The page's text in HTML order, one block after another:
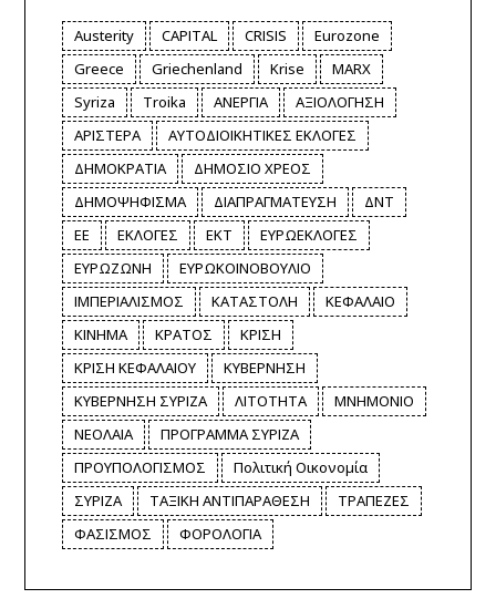
Austerity CAPITAL CRISIS
Eurozone
Greece
Griechenland Krise
MARX
Syriza
Troika ΑΝΕΡΓΙΑ
ΑΞΙΟΛΟΓΗΣΗ
ΑΡΙΣΤΕΡΑ
ΑΥΤΟΔΙΟΙΚΗΤΙΚΕΣ ΕΚΛΟΓΕΣ
ΔΗΜΟΚΡΑΤΙΑ
ΔΗΜΟΣΙΟ ΧΡΕΟΣ
ΔΗΜΟΨΗΦΙΣΜΑ
ΔΙΑΠΡΑΓΜΑΤΕΥΣΗ
ΔΝΤ
ΕΕ
ΕΚΛΟΓΕΣ ΕΚΤ
ΕΥΡΩΕΚΛΟΓΕΣ
ΕΥΡΩΖΩΝΗ
ΕΥΡΩΚΟΙΝΟΒΟΥΛΙΟ
ΙΜΠΕΡΙΑΛΙΣΜΟΣ
ΚΑΤΑΣΤΟΛΗ
ΚΕΦΑΛΑΙΟ
ΚΙΝΗΜΑ
ΚΡΑΤΟΣ
ΚΡΙΣΗ
ΚΡΙΣΗ ΚΕΦΑΛΑΙΟΥ
ΚΥΒΕΡΝΗΣΗ
ΚΥΒΕΡΝΗΣΗ ΣΥΡΙΖΑ
ΛΙΤΟΤΗΤΑ
ΜΝΗΜΟΝΙΟ
ΝΕΟΛΑΙΑ
ΠΡΟΓΡΑΜΜΑ ΣΥΡΙΖΑ
ΠΡΟΥΠΟΛΟΓΙΣΜΟΣ
Πολιτική Οικονομία
ΣΥΡΙΖΑ
ΤΑΞΙΚΗ ΑΝΤΙΠΑΡΑΘΕΣΗ
ΤΡΑΠΕΖΕΣ
ΦΑΣΙΣΜΟΣ
ΦΟΡΟΛΟΓΙΑ